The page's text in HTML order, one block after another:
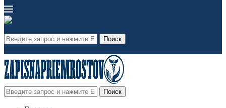
Поиск
Поиск